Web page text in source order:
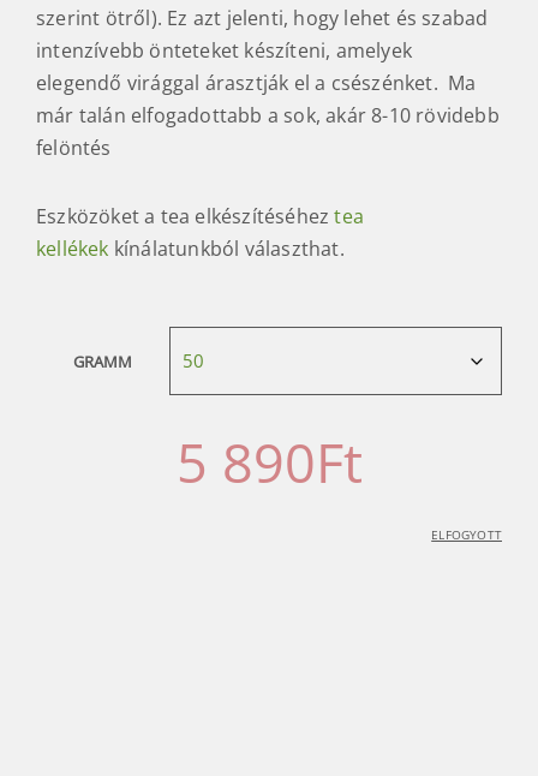
csupán három felöntésről szólt (más források
szerint ötről). Ez azt jelenti, hogy lehet és szabad
intenzívebb önteteket készíteni, amelyek
elegendő virággal árasztják el a csészénket. Ma
már talán elfogadottabb a sok, akár 8-10 rövidebb
Eszközöket a tea elkészítéséheztea
5 890Ft